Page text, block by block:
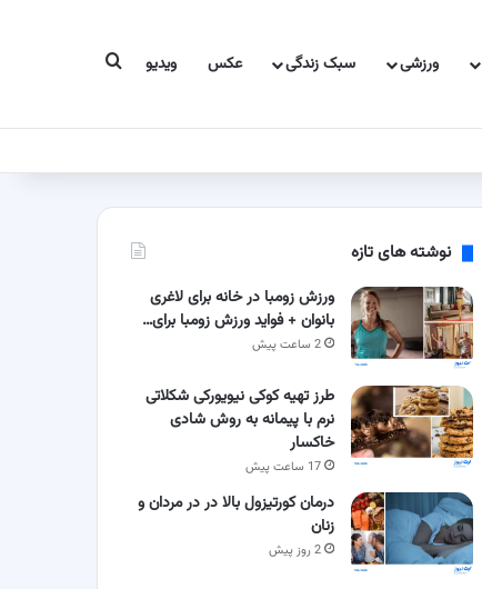
ورزشی سبک زندگی عکس ویدیو جستجو برای
نوشته های تازه
ورزش زومبا در خانه برای لاغری
بانوان + فواید ورزش زومبا برای…
2 ساعت پیش
طرز تهیه کوکی نیویورکی شکلاتی
نرم با پیمانه به روش شادی
خاکسار
17 ساعت پیش
درمان کورتیزول بالا در در مردان و
زنان
2 روز پیش